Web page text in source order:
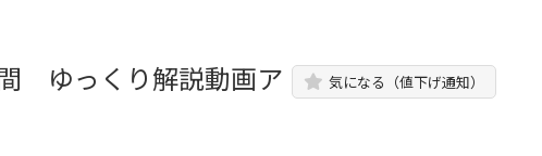
ゆっくり解説動画ア
気になる（値下げ通知）